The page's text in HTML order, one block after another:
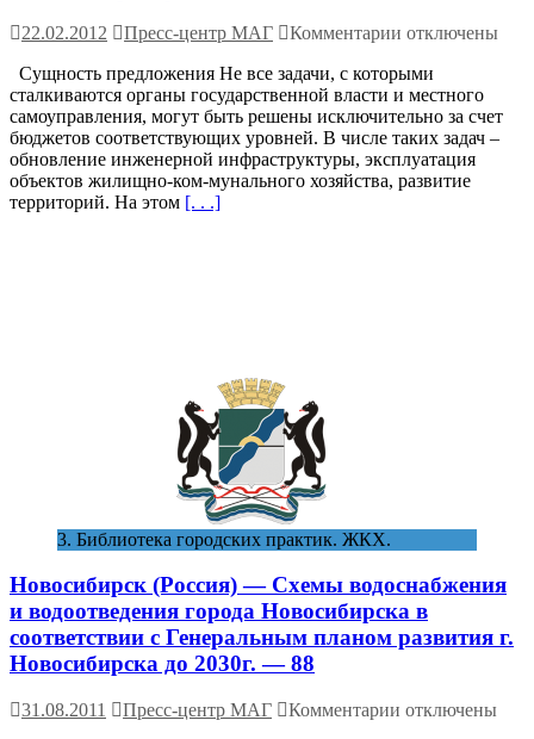
22.02.2012 Пресс-центр МАГ Комментарии к
Оренбург
—
Государственно-
частное
партнерство
как
отключены
Сущность предложения Не все задачи, с которыми
сталкиваются органы государственной власти и местного
самоуправления, могут быть решены исключительно за счет
бюджетов соответствующих уровней. В числе таких задач –
обновление инженерной инфраструктуры, эксплуатация
объектов жилищно-ком-мунального хозяйства, развитие
территорий. На этом [. . .]
3. Библиотека городских практик. ЖКХ.
Новосибирск (Россия) — Схемы водоснабжения
и водоотведения города Новосибирска в
соответствии с Генеральным планом развития г.
Новосибирска до 2030г. — 88
31.08.2011 Пресс-центр МАГ Комментарии котключены